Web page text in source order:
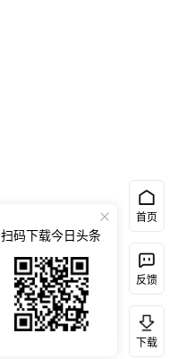
首页
反馈
下载
扫码下载今日头条